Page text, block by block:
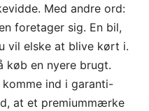
Med andre ord:
foretager sig. En bil,
vil elske at blive kørt i.
køb en nyere brugt.
ind i garanti-
at et premiummærke